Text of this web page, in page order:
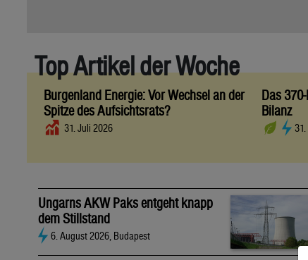
Top Artikel der Woche
Burgenland Energie: Vor Wechsel an der
Spitze des Aufsichtsrats?
31. Juli 2026
Das
Bilanz
Ungarns AKW Paks entgeht knapp
dem Stillstand
6. August 2026, Budapest